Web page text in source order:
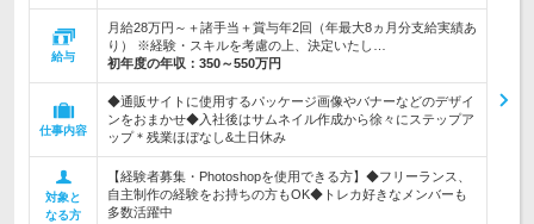
給与
月給28万円～＋諸手当＋賞与年2回（年最大8ヵ月分支給実績あ
り） ※経験・スキルを考慮の上、決定いたし…
初年度の年収： 350～550万円
仕事内容
◆通販サイトに使用するパッケージ画像やバナーなどのデザイ
ンをおまかせ◆入社後はサムネイル作成から徐々にステップア
ップ＊残業ほぼなし&土日休み
対象と
なる方
【経験者募集・Photoshopを使用できる方】◆フリーランス、
自主制作の経験をお持ちの方もOK◆トレカ好きなメンバーも
多数活躍中